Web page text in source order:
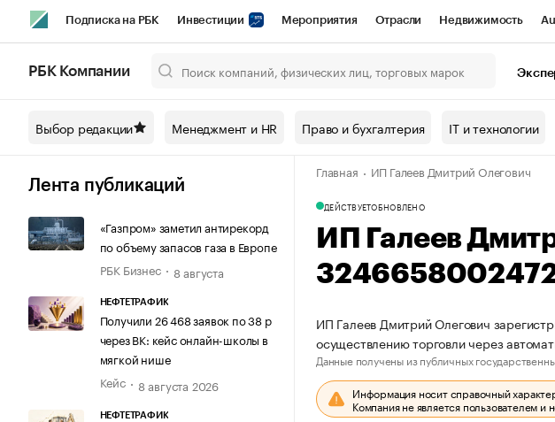
Подписка на РБК Инвестиции Мероприятия Отрасли Недвижимость
Спецпроекты СПб Конференции СПб Спецпроекты Проверка контрагентов
Технологии и медиа Рынок наличной валюты
РБК Компании
Выбор редакции Менеджмент и HR Право и бухгалтерия IT и технологии
Лента публикаций
«Газпром» заметил антирекорд
по объему запасов газа в Европе
РБК Бизнес
8 августа
НЕФТЕТРАФИК
Получили 26 468 заявок по 38 р
через ВК: кейс онлайн-школы в
мягкой нише
Кейс
8 августа 2026
НЕФТЕТРАФИК
Главная ИП Галеев Дмитрий Олегович
ДЕЙСТВУЕТОБНОВЛЕНО
ИП Галеев
ИП Галеев Дмитрий Олегович
осуществлению торговли через
Данные получены из публичных
Информация носит справочный
Компания не является пользователем